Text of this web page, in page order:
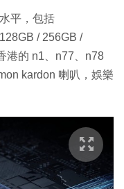
平，包括
/ 256GB /
港的 n1、n77、n78
kardon 喇叭，娛樂